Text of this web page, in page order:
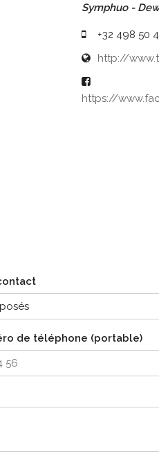
Symphuo -
+32 498 50
http://
https://
de téléphone (portable)